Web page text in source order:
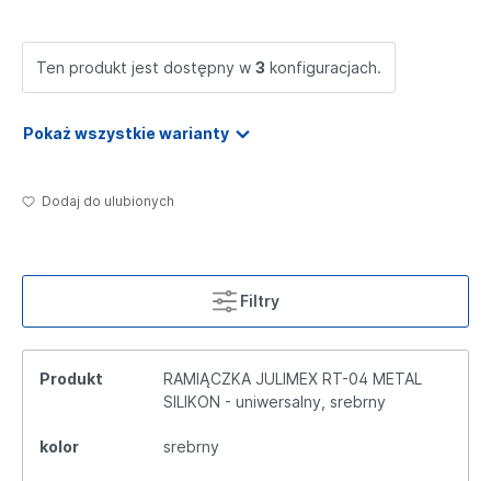
Ten produkt jest dostępny w 3 konfiguracjach.
Pokaż wszystkie warianty
Dodaj do ulubionych
Filtry
Produkt
RAMIĄCZKA JULIMEX RT-04 METAL
SILIKON - uniwersalny, srebrny
kolor srebrny